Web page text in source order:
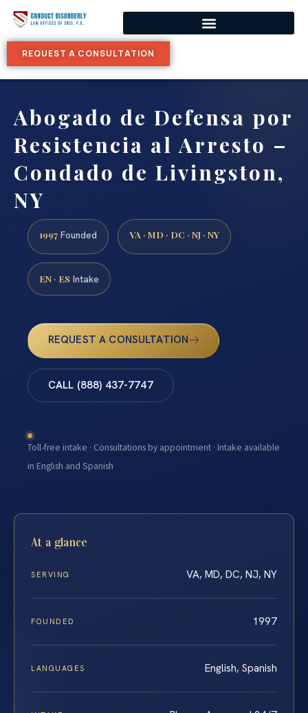
REQUEST A CONSULTATION
Abogado de Defensa por
Resistencia al Arresto –
Condado de Livingston,
NY
1997 Founded VA · MD · DC · NJ · NY
EN · ES Intake
REQUEST A CONSULTATION
CALL (888) 437-7747
Toll-free intake · Consultations by appointment · Intake available
in English and Spanish
At a glance
SERVING VA, MD, DC, NJ, NY
FOUNDED 1997
LANGUAGES English, Spanish